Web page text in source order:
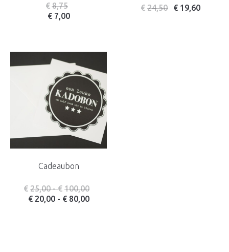
€ 8,75
€ 7,00
€ 24,50 € 19,60
Cadeaubon
€ 25,00 - € 100,00Prijsklasse: € 25,00 tot € 100,00
€ 20,00 - € 80,00Prijsklasse: € 20,00 tot € 80,00